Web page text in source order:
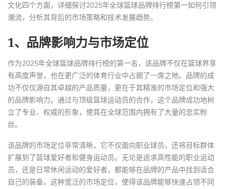
文化四个方面，详细探讨2025年全球篮球品牌排行榜第一如何引领
潮流，分析其背后的市场策略和技术发展趋势。
1、品牌影响力与市场定位
作为2025年全球篮球品牌排行榜的第一名，该品牌不仅在篮球界享
有高度声誉，也在更广泛的体育行业中占据了一席之地。品牌的成
功不仅仅源自其卓越的产品质量，更在于其精准的市场定位和强大
的品牌影响力。通过与顶级篮球运动员的合作，这个品牌成功地树
立了专业、权威的形象，使其在全球范围内拥有了大量的忠实粉
丝。
该品牌的市场定位非常清晰，它不仅面向职业球员，还将目标群体
扩展到了篮球爱好者和健身运动员。无论是追求高性能的职业运动
员，还是日常休闲运动的爱好者，都能够在品牌的产品中找到适合
自己的装备。这种宽泛的市场定位，使得该品牌能够快速占领不同